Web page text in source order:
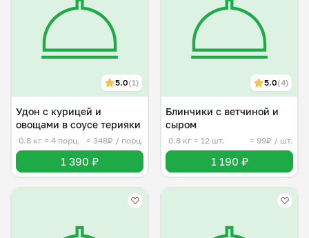
5.0(1)
Удон с курицей и
овощами в соусе терияки
0.8 кг ≈ 4 порц. ≈ 348₽ / порц.
1 390 ₽
5.0(4)
Блинчики с ветчиной и
сыром
0.8 кг ≈ 12 шт. ≈ 99₽ / шт.
1 190 ₽